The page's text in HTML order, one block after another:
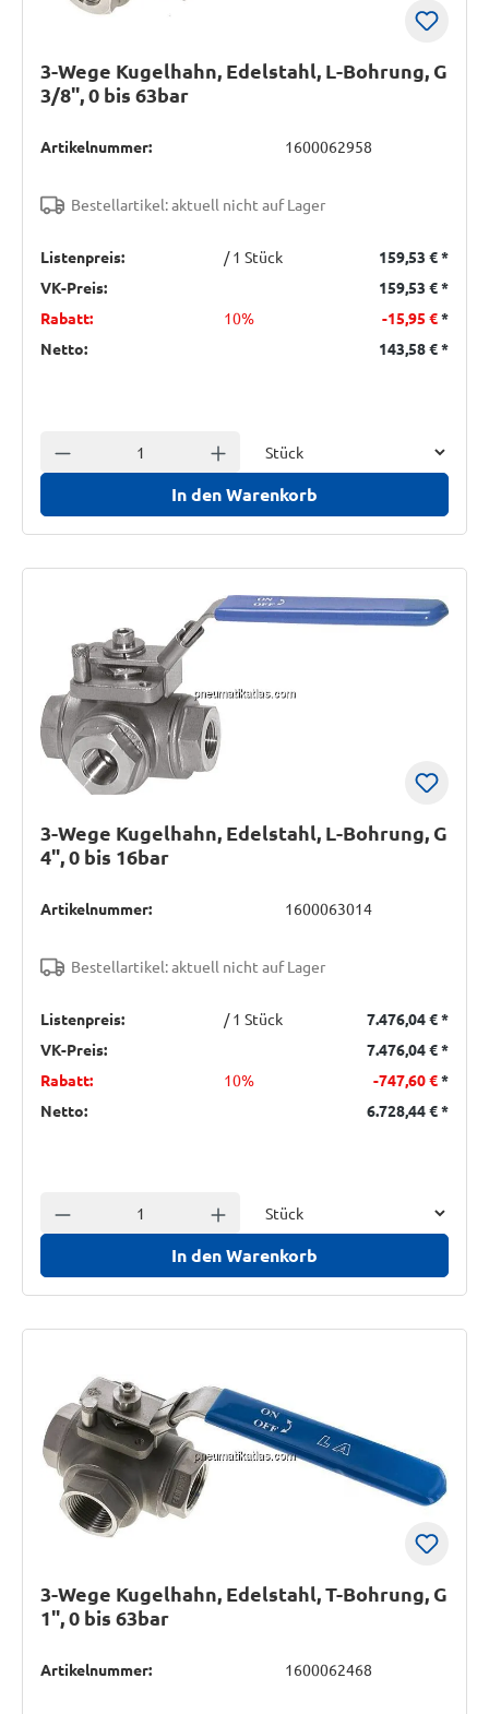
3-Wege Kugelhahn, Edelstahl, L-Bohrung, G
3/8", 0 bis 63bar
Artikelnummer: 1600062958
Bestellartikel: aktuell nicht auf Lager
Listenpreis: / 1 Stück 159,53 €*
VK-Preis:
159,53 €*
Rabatt:
10% -15,95 €*
Netto:
143,58 €*
Anzahl verringern Anzahl erhöhen
In den Warenkorb
3-Wege Kugelhahn, Edelstahl, L-Bohrung, G
4", 0 bis 16bar
Artikelnummer: 1600063014
Bestellartikel: aktuell nicht auf Lager
Listenpreis: / 1 Stück 7.476,04 €*
VK-Preis:
7.476,04 €*
Rabatt:
10% -747,60 €*
Netto:
6.728,44 €*
Anzahl verringern Anzahl erhöhen
In den Warenkorb
3-Wege Kugelhahn, Edelstahl, T-Bohrung, G
1", 0 bis 63bar
Artikelnummer: 1600062468